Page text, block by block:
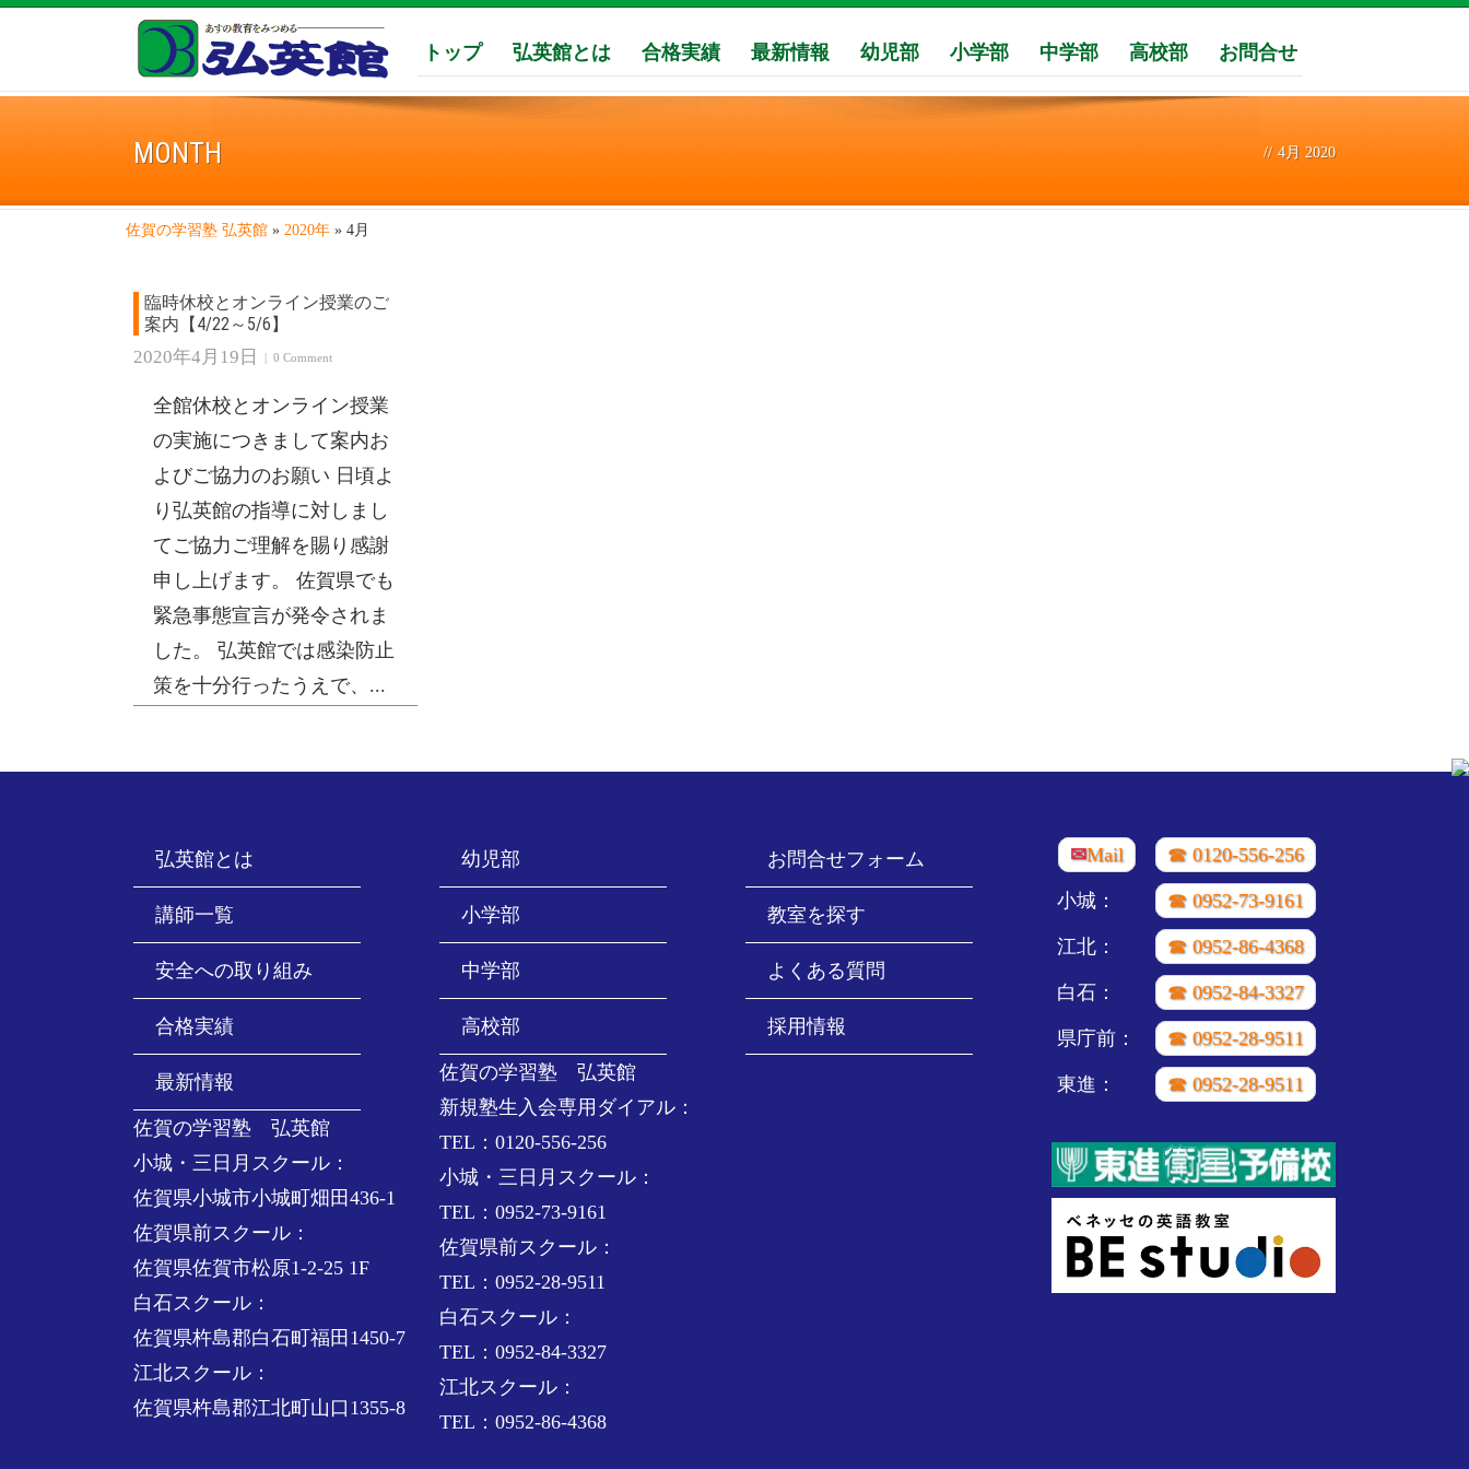
トップ 弘英館とは 合格実績 最新情報 幼児部 小学部 中学部 高校部 お問合せ
MONTH // 4月 2020
佐賀の学習塾 弘英館 » 2020年 » 4月
臨時休校とオンライン授業のご
案内【4/22～5/6】
2020年4月19日
| 0 Comment
全館休校とオンライン授業
の実施につきまして案内お
よびご協力のお願い 日頃よ
り弘英館の指導に対しまし
てご協力ご理解を賜り感謝
申し上げます。 佐賀県でも
緊急事態宣言が発令されま
した。 弘英館では感染防止
策を十分行ったうえで、...
弘英館とは
講師一覧
安全への取り組み
合格実績
最新情報
佐賀の学習塾 弘英館
小城・三日月スクール：
佐賀県小城市小城町畑田436-1
佐賀県前スクール：
佐賀県佐賀市松原1-2-25 1F
白石スクール：
佐賀県杵島郡白石町福田1450-7
江北スクール：
佐賀県杵島郡江北町山口1355-8
幼児部
小学部
中学部
高校部
佐賀の学習塾 弘英館
新規塾生入会専用ダイアル：
TEL：0120-556-256
小城・三日月スクール：
TEL：0952-73-9161
佐賀県前スクール：
TEL：0952-28-9511
白石スクール：
TEL：0952-84-3327
江北スクール：
TEL：0952-86-4368
お問合せフォーム
教室を探す
よくある質問
採用情報
✉Mail ☎ 0120-556-256
小城： ☎ 0952-73-9161
江北： ☎ 0952-86-4368
白石： ☎ 0952-84-3327
県庁前： ☎ 0952-28-9511
東進： ☎ 0952-28-9511